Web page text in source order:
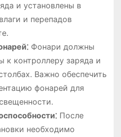
и установлены в
и перепадов
Фонари должны
к контроллеру заряда и
Важно обеспечить
фонарей для
После
необходимо